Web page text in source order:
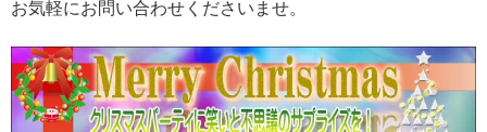
お気軽にお問い合わせくださいませ。